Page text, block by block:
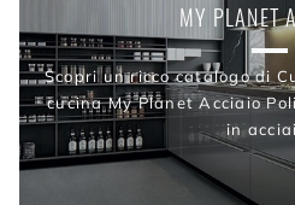
MY PLANET
Scopri un ricco catalogo di
cucina My Planet Acciaio
in